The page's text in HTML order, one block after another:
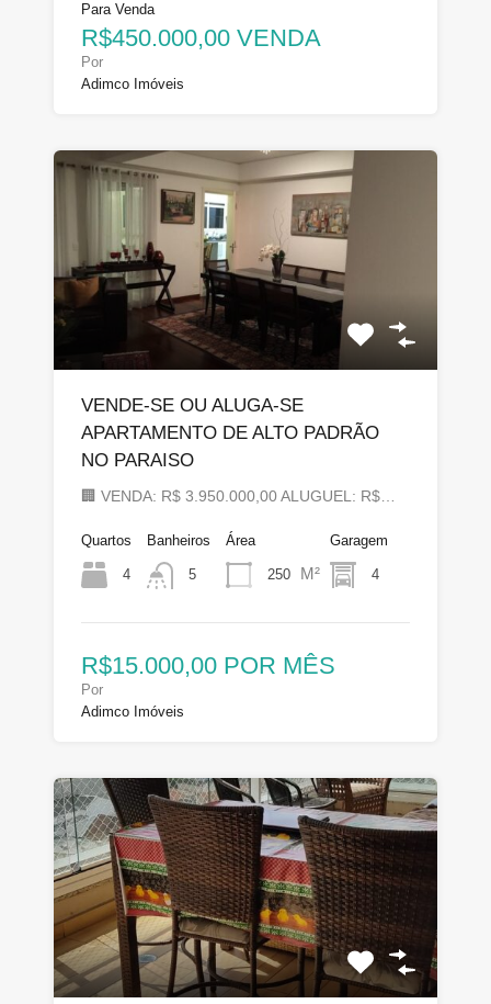
Para Venda
R$450.000,00 VENDA
Por
Adimco Imóveis
VENDE-SE OU ALUGA-SE
APARTAMENTO DE ALTO PADRÃO
NO PARAISO
🏢 VENDA: R$ 3.950.000,00 ALUGUEL: R$…
Quartos
4
Banheiros
5
Área
250 M²
Garagem
4
R$15.000,00 POR MÊS
Por
Adimco Imóveis